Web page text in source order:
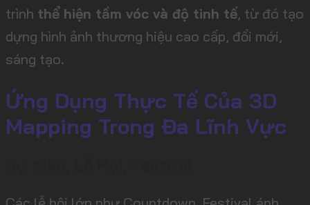
trình thể hiện tầm vóc và độ tinh tế, từ đó tạo
dựng hình ảnh thương hiệu cao cấp, đổi mới,
sáng tạo.
Ứng Dụng Thực Tế Của 3D
Mapping Trong Đa Lĩnh Vực